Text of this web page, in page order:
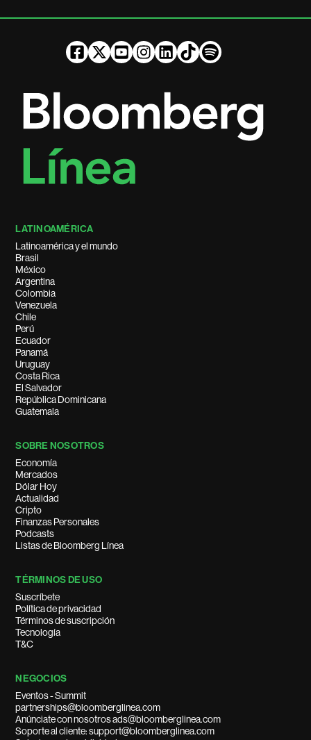
LATINOAMÉRICA
Latinoamérica y el mundo
Brasil
México
Argentina
Colombia
Venezuela
Chile
Perú
Ecuador
Panamá
Uruguay
Costa Rica
El Salvador
República Dominicana
Guatemala
SOBRE NOSOTROS
Economía
Mercados
Dólar Hoy
Actualidad
Cripto
Finanzas Personales
Podcasts
Listas de Bloomberg Línea
TÉRMINOS DE USO
Suscríbete
Política de privacidad
Términos de suscripción
Tecnología
T&C
NEGOCIOS
Eventos - Summit
partnerships@bloomberglinea.com
Anúnciate con nosotros ads@bloomberglinea.com
Soporte al cliente: support@bloomberglinea.com